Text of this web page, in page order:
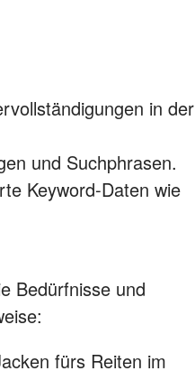
in der
und Suchphrasen.
Keyword-Daten wie
Bedürfnisse und
fürs Reiten im